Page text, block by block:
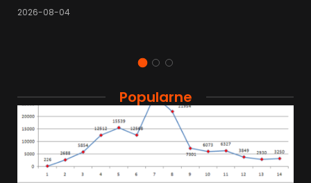
2026-08-04
Popularne